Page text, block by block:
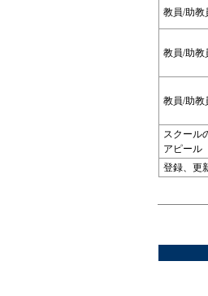
教員/助教
教員/助教
教員/助教
スクール
アピール
登録、更